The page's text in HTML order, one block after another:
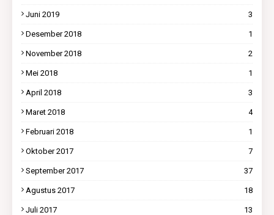
Juni 2019 3
Desember 2018 1
November 2018 2
Mei 2018 1
April 2018 3
Maret 2018 4
Februari 2018 1
Oktober 2017 7
September 2017 37
Agustus 2017 18
Juli 2017 13